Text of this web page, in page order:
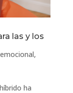
las y los
,
ha